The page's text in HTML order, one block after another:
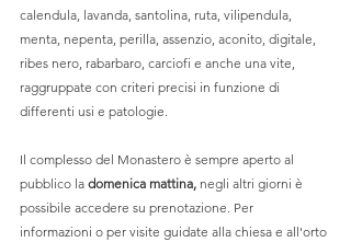
calendula, lavanda, santolina, ruta, vilipendula,
menta, nepenta, perilla, assenzio, aconito, digitale,
ribes nero, rabarbaro, carciofi e anche una vite,
raggruppate con criteri precisi in funzione di
differenti usi e patologie.
Il complesso del Monastero è sempre aperto al
pubblico la domenica mattina, negli altri giorni è
possibile accedere su prenotazione. Per
informazioni o per visite guidate alla chiesa e all'orto